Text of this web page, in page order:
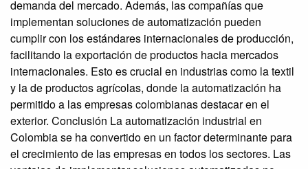
demanda del mercado. Además, las compañías que
implementan soluciones de automatización pueden
cumplir con los estándares internacionales de producción,
facilitando la exportación de productos hacia mercados
internacionales. Esto es crucial en industrias como la textil
y la de productos agrícolas, donde la automatización ha
permitido a las empresas colombianas destacar en el
exterior. Conclusión La automatización industrial en
Colombia se ha convertido en un factor determinante para
el crecimiento de las empresas en todos los sectores. Las